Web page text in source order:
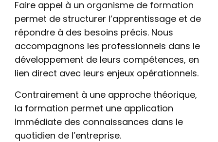
Faire appel à un organisme de formation
permet de structurer l’apprentissage et de
répondre à des besoins précis. Nous
accompagnons les professionnels dans le
développement de leurs compétences, en
lien direct avec leurs enjeux opérationnels.
Contrairement à une approche théorique,
la formation permet une application
immédiate des connaissances dans le
quotidien de l’entreprise.